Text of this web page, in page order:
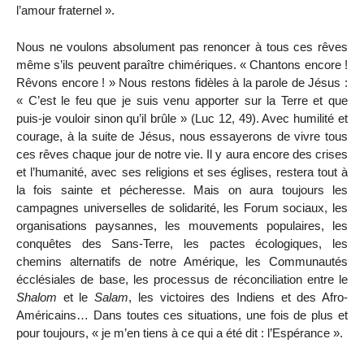
l’amour fraternel ».
Nous ne voulons absolument pas renoncer à tous ces rêves
même s’ils peuvent paraître chimériques. « Chantons encore !
Rêvons encore ! » Nous restons fidèles à la parole de Jésus :
« C’est le feu que je suis venu apporter sur la Terre et que
puis-je vouloir sinon qu’il brûle » (Luc 12, 49). Avec humilité et
courage, à la suite de Jésus, nous essayerons de vivre tous
ces rêves chaque jour de notre vie. Il y aura encore des crises
et l’humanité, avec ses religions et ses églises, restera tout à
la fois sainte et pécheresse. Mais on aura toujours les
campagnes universelles de solidarité, les Forum sociaux, les
organisations paysannes, les mouvements populaires, les
conquêtes des Sans-Terre, les pactes écologiques, les
chemins alternatifs de notre Amérique, les Communautés
écclésiales de base, les processus de réconciliation entre le
Shalom et leSalam, les victoires des Indiens et des Afro-
Américains… Dans toutes ces situations, une fois de plus et
pour toujours, « je m’en tiens à ce qui a été dit : l’Espérance ».